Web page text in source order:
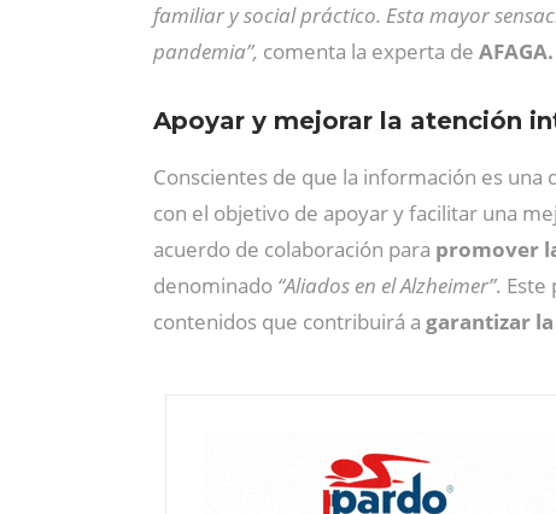
familiar y social práctico. Esta mayor
pandemia”, comenta la experta de AFAGA.
Apoyar y mejorar la atención
Conscientes de que la información es
con el objetivo de apoyar y facilitar una
acuerdo de colaboración para promover
denominado “Aliados en el Alzheimer”. Este
contenidos que contribuirá a garantizar